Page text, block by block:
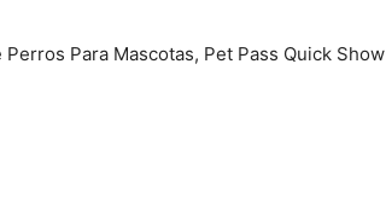
Para Mascotas, Pet Pass Quick Show